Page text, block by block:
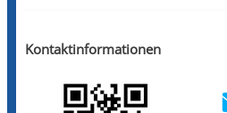
Kontaktinformationen